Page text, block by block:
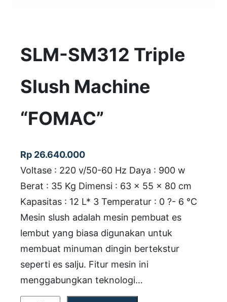
SLM-SM312 Triple
Slush Machine
“FOMAC”
Rp 26.640.000
Voltase : 220 v/50-60 Hz Daya : 900 w
Berat : 35 Kg Dimensi : 63 x 55 x 80 cm
Kapasitas : 12 L* 3 Temperatur : 0 ?- 6 °C
Mesin slush adalah mesin pembuat es
lembut yang biasa digunakan untuk
membuat minuman dingin bertekstur
seperti es salju. Fitur mesin ini
menggabungkan teknologi…